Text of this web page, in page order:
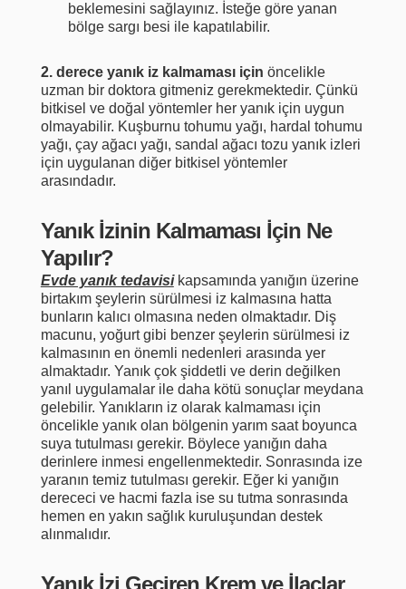
beklemesini sağlayınız. İsteğe göre yanan
bölge sargı besi ile kapatılabilir.
2. derece yanık iz kalmaması için öncelikle
uzman bir doktora gitmeniz gerekmektedir. Çünkü
bitkisel ve doğal yöntemler her yanık için uygun
olmayabilir. Kuşburnu tohumu yağı, hardal tohumu
yağı, çay ağacı yağı, sandal ağacı tozu yanık izleri
için uygulanan diğer bitkisel yöntemler
arasındadır.
Yanık İzinin Kalmaması İçin Ne
Yapılır?
Evde yanık tedavisikapsamında yanığın üzerine
birtakım şeylerin sürülmesi iz kalmasına hatta
bunların kalıcı olmasına neden olmaktadır. Diş
macunu, yoğurt gibi benzer şeylerin sürülmesi iz
kalmasının en önemli nedenleri arasında yer
almaktadır. Yanık çok şiddetli ve derin değilken
yanıl uygulamalar ile daha kötü sonuçlar meydana
gelebilir. Yanıkların iz olarak kalmaması için
öncelikle yanık olan bölgenin yarım saat boyunca
suya tutulması gerekir. Böylece yanığın daha
derinlere inmesi engellenmektedir. Sonrasında ize
yaranın temiz tutulması gerekir. Eğer ki yanığın
derececi ve hacmi fazla ise su tutma sonrasında
hemen en yakın sağlık kuruluşundan destek
alınmalıdır.
Yanık İzi Geçiren Krem ve İlaçlar